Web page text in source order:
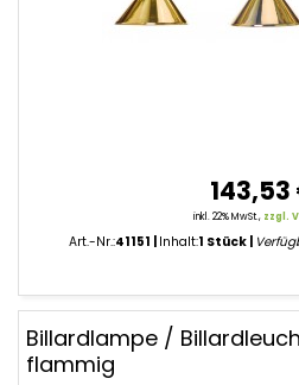
inkl. 22% MwSt., zzgl.
Art.-Nr.:41151 Inhalt:1 Stück
Billardlampe /
flammig